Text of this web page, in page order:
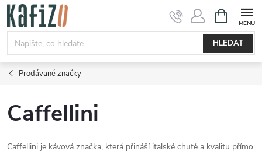
Přejít
obsah
HLEDAT
NÁKUPNÍ
KOŠÍK
Prodávané značky
Caffellini
Caffellini je kávová značka, která přináší italské chutě a kvalitu přímo